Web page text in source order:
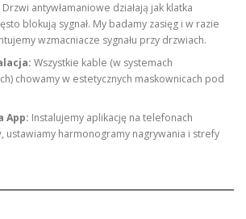
Drzwi antywłamaniowe działają jak klatka
blokują sygnał. My badamy zasięg i w razie
wzmacniacze sygnału przy drzwiach.
Wszystkie kable (w systemach
chowamy w estetycznych maskownicach pod
App: Instalujemy aplikację na telefonach
ustawiamy harmonogramy nagrywania i strefy